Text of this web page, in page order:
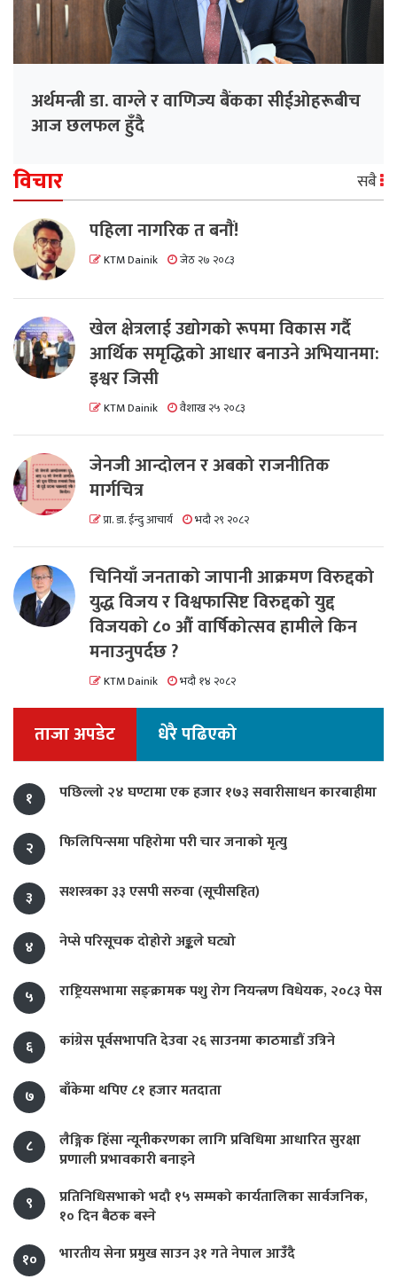
अर्थमन्त्री डा. वाग्ले र वाणिज्य बैंकका सीईओहरूबीच
आज छलफल हुँदै
विचार सबै
पहिला नागरिक त बनाैं!
KTM Dainik जेठ २७ २०८३
खेल क्षेत्रलाई उद्योगको रूपमा विकास गर्दै
आर्थिक समृद्धिको आधार बनाउने अभियानमा:
इश्वर जिसी
KTM Dainik वैशाख २५ २०८३
जेनजी आन्दोलन र अबको राजनीतिक
मार्गचित्र
प्रा. डा. ईन्दु आचार्य भदौ २९ २०८२
चिनियाँ जनताको जापानी आक्रमण विरुद्दको
युद्ध विजय र विश्वफासिष्ट विरुद्दको युद्द
विजयको ८० औं वार्षिकोत्सव हामीले किन
मनाउनुपर्दछ ?
KTM Dainik भदौ १४ २०८२
ताजा अपडेट धेरै पढिएको
१ पछिल्लो २४ घण्टामा एक हजार १७३ सवारीसाधन कारबाहीमा
२ फिलिपिन्समा पहिरोमा परी चार जनाको मृत्यु
३ सशस्त्रका ३३ एसपी सरुवा (सूचीसहित)
४ नेप्से परिसूचक दोहोरो अङ्कले घट्यो
५ राष्ट्रियसभामा सङ्क्रामक पशु रोग नियन्त्रण विधेयक, २०८३ पेस
६ कांग्रेस पूर्वसभापति देउवा २६ साउनमा काठमाडौं उत्रिने
७ बाँकेमा थपिए ८१ हजार मतदाता
८
लैङ्गिक हिंसा न्यूनीकरणका लागि प्रविधिमा आधारित सुरक्षा
प्रणाली प्रभावकारी बनाइने
९
प्रतिनिधिसभाको भदौ १५ सम्मको कार्यतालिका सार्वजनिक,
१० दिन बैठक बस्ने
१०
भारतीय सेना प्रमुख साउन ३१ गते नेपाल आउँदै